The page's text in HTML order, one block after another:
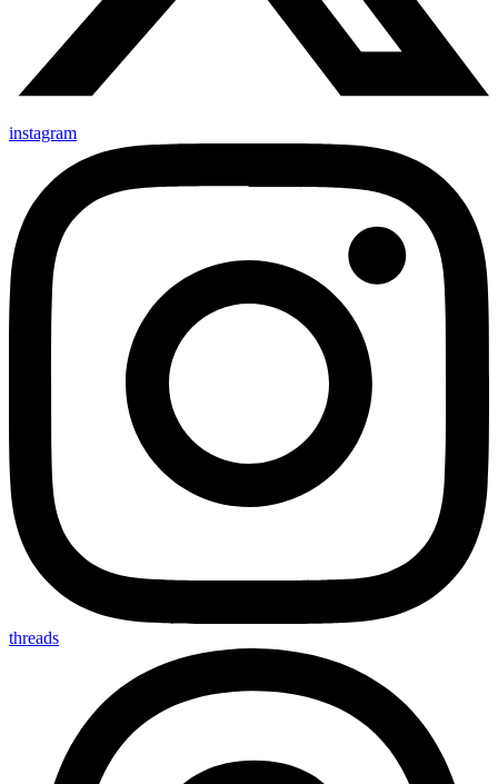
instagram
threads